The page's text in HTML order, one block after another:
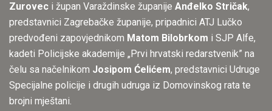
Zurovec i župan Varaždinske županije Anđelko Stričak,
predstavnici Zagrebačke županije, pripadnici ATJ Lučko
predvođeni zapovjednikom Matom Bilobrkom i SJP Alfe,
kadeti Policijske akademije „Prvi hrvatski redarstvenik” na
čelu sa načelnikom Josipom Ćelićem, predstavnici Udruge
Specijalne policije i drugih udruga iz Domovinskog rata te
brojni mještani.